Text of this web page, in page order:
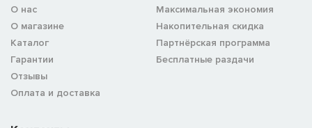
О нас
О магазине
Каталог
Гарантии
Отзывы
Оплата и доставка
Максимальная экономия
Накопительная скидка
Партнёрская программа
Бесплатные раздачи